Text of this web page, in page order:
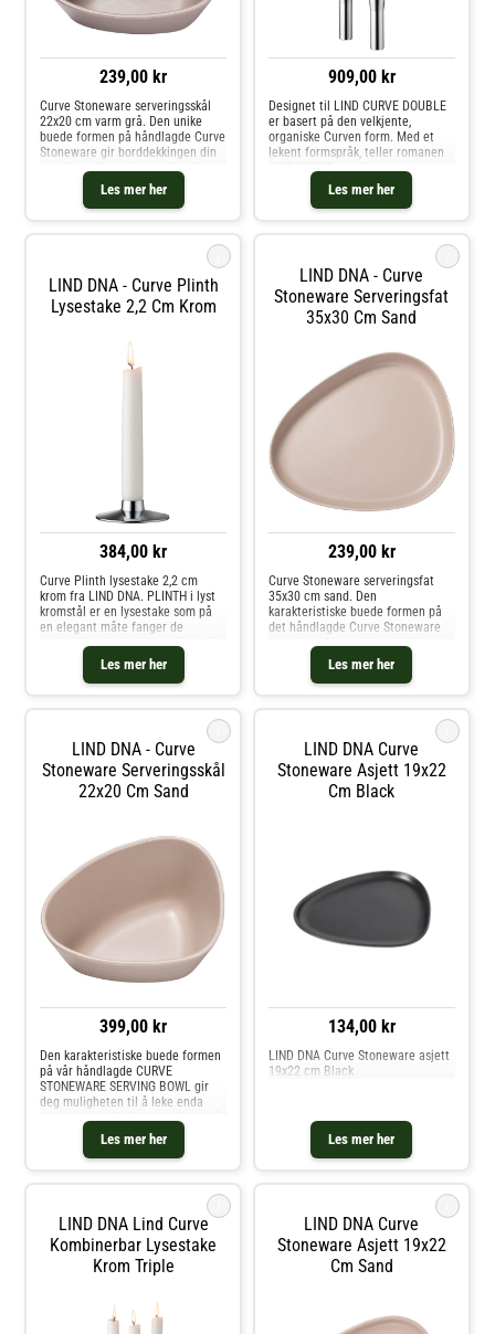
239,00 kr
Les mer her
Curve Stoneware serveringsskål
22x20 cm varm grå. Den unike
buede formen på håndlagde Curve
Stoneware gir borddekkingen din
en ekstra dimensjon, og lar deg
leke med ulike kurver for et
dynamisk uttrykk. Ved å
kombinere LIND DNA spisebrikker
909,00 kr
Les mer her
Designet til LIND CURVE DOUBLE
er basert på den velkjente,
organiske Curven form. Med et
lekent formspråk, teller romanen
LIND CURVE-samlingen tre
komponenter som enkelt kan
stables og kombineres på
uendelig mange måter, vertikalt
LIND DNA - Curve Plinth
Lysestake 2,2 Cm Krom
384,00 kr
Les mer her
Curve Plinth lysestake 2,2 cm
krom fra LIND DNA. PLINTH i lyst
kromstål er en lysestake som på
en elegant måte fanger de
minimalistiske designverdiene til
LIND CURVE-serien. Med sitt enkle
og sofistikerte uttrykk, fungerer
PLINTH utmerket som en frit
LIND DNA - Curve
Stoneware Serveringsfat
35x30 Cm Sand
239,00 kr
Les mer her
Curve Stoneware serveringsfat
35x30 cm sand. Den
karakteristiske buede formen på
det håndlagde Curve Stoneware
serveringsfatet gir borddekkingen
din en unik og elegant dimensjon,
og lar deg eksperimentere med
kurver for å skape en harmonisk
LIND DNA - Curve
Stoneware Serveringsskål
22x20 Cm Sand
399,00 kr
Les mer her
Den karakteristiske buede formen
på vår håndlagde CURVE
STONEWARE SERVING BOWL gir
deg muligheten til å leke enda
tilføye en ny dimensjon av kurver.
Ved å kombinere dine LIND DNA
spisebrikker med vårt matchende
LIND DNA Curve
Stoneware Asjett 19x22
Cm Black
134,00 kr
Les mer her
LIND DNA Curve Stoneware asjett
19x22 cm Black
LIND DNA Lind Curve
Kombinerbar Lysestake
Krom Triple
LIND DNA Curve
Stoneware Asjett 19x22
Cm Sand